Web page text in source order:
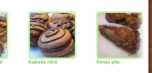
Kakaós néró Almás pite